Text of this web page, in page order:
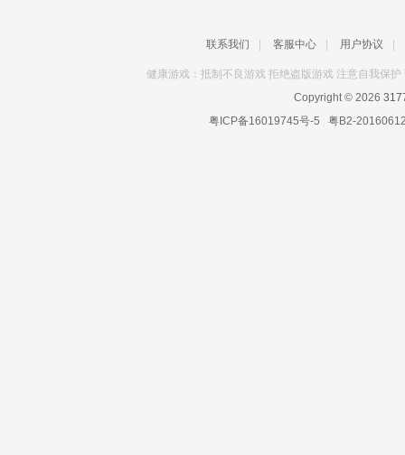
联系我们 客服中心 用户协议
健康游戏：抵制不良游戏 拒绝盗版游戏 注意自我保
Copyright © 2026
粤ICP备16019745号-5 粤B2-